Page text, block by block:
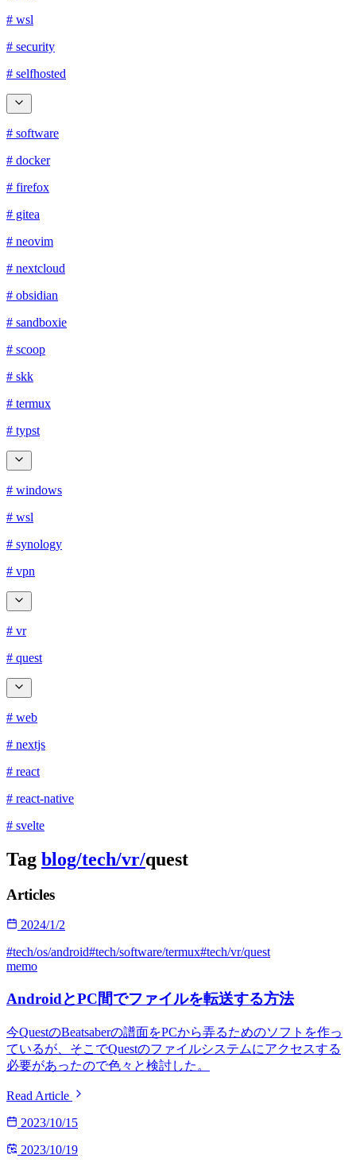
# wsl
# security
# selfhosted
# software
# docker
# firefox
# gitea
# neovim
# nextcloud
# obsidian
# sandboxie
# scoop
# skk
# termux
# typst
# windows
# wsl
# synology
# vpn
# vr
# quest
# web
# nextjs
# react
# react-native
# svelte
Tag blog/tech/vr/quest
Articles
2024/1/2
#tech/os/android#tech/software/termux#tech/vr/quest
memo
AndroidとPC間でファイルを転送する方法
今QuestのBeatsaberの譜面をPCから弄るためのソフトを作っ
ているが、そこでQuestのファイルシステムにアクセスする
必要があったので色々と検討した。
Read Article
2023/10/15
2023/10/19